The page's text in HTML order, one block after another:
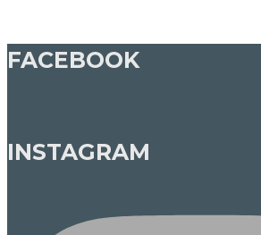
FACEBOOK
INSTAGRAM